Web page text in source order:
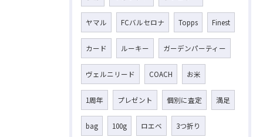
ヤマル FCバルセロナ Topps Finest
カード ルーキー ガーデンパーティー
ヴェルニリード COACH お米
1周年 プレゼント 個別に査定 満足
bag 100g ロエベ 3つ折り